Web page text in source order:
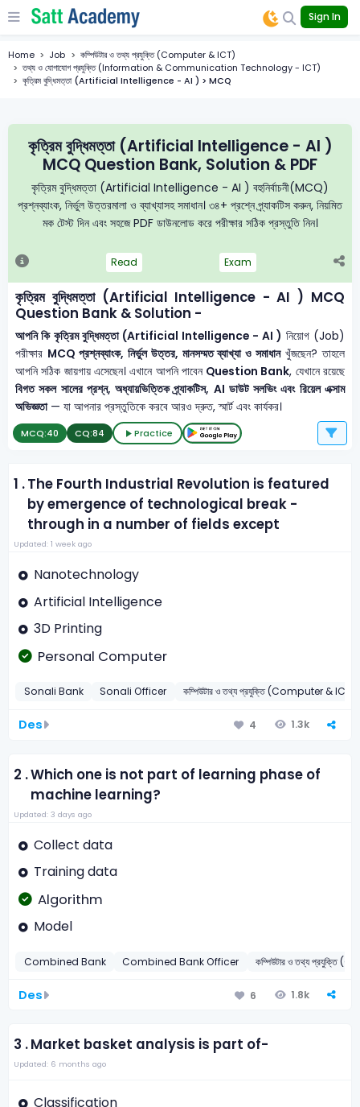
Sign In
Home Job
কম্পিউটার ও তথ্য প্রযুক্তি (Computer & ICT)
তথ্য ও যোগাযোগ প্রযুক্তি (Information & Communication Technology - ICT)
কৃত্রিম বুদ্ধিমত্তা (Artificial Intelligence - AI ) > MCQ
কৃত্রিম বুদ্ধিমত্তা (Artificial Intelligence - AI )
MCQ Question Bank, Solution & PDF
কৃত্রিম বুদ্ধিমত্তা (Artificial Intelligence - AI ) বহুনির্বাচনী(MCQ)
প্রশ্নব্যাংক, নির্ভুল উত্তরমালা ও ব্যাখ্যাসহ সমাধান। ৩৪+ প্রশ্নে প্র্যাকটিস করুন, নিয়মিত
মক টেস্ট দিন এবং সহজে PDF ডাউনলোড করে পরীক্ষার সঠিক প্রস্তুতি নিন।
Read Exam
কৃত্রিম বুদ্ধিমত্তা (Artificial Intelligence - AI ) MCQ
Question Bank & Solution -
আপনি কি কৃত্রিম বুদ্ধিমত্তা (Artificial Intelligence - AI ) নিয়োগ (Job)
পরীক্ষার MCQ প্রশ্নব্যাংক, নির্ভুল উত্তর, মানসম্মত ব্যাখ্যা ও সমাধানখুঁজছেন? তাহলে
আপনি সঠিক জায়গায় এসেছেন। এখানে আপনি পাবেন Question Bank, যেখানে রয়েছে
বিগত সকল সালের প্রশ্ন, অধ্যায়ভিত্তিক প্র্যাকটিস, AI ডাউট সলভিং এবং রিয়েল এক্সাম
অভিজ্ঞতা— যা আপনার প্রস্তুতিকে করবে আরও দ্রুত, স্মার্ট এবং কার্যকর।
MCQ:40 CQ:84 Practice
1 .The Fourth Industrial Revolution is featured
by emergence of technological break -
through in a number of fields except
Updated: 1 week ago
Nanotechnology
Artificial Intelligence
3D Printing
Personal Computer
Sonali Bank Sonali Officer কম্পিউটার ও তথ্য প্রযুক্তি (Computer & ICT)
Des 4 1.3k
2 .Which one is not part of learning phase of
machine learning?
Updated: 3 days ago
Collect data
Training data
Algorithm
Model
Combined Bank Combined Bank Officer কম্পিউটার ও তথ্য প্রযুক্তি
Des 6 1.8k
3 .Market basket analysis is part of-
Updated: 6 months ago
Classification